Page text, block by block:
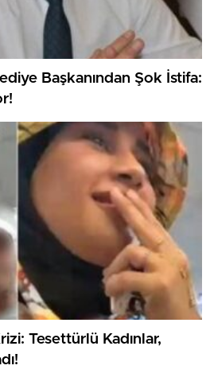
Başkanından Şok İstifa:
Tesettürlü Kadınlar,